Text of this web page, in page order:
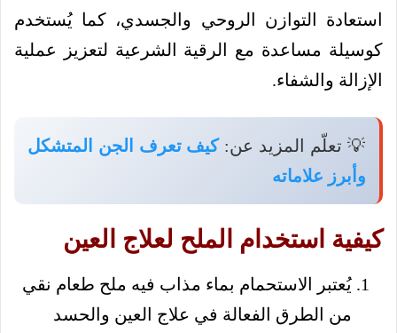
استعادة التوازن الروحي والجسدي، كما يُستخدم
كوسيلة مساعدة مع الرقية الشرعية لتعزيز عملية
الإزالة والشفاء.
💡 تعلّم المزيد عن:كيف تعرف الجن المتشكل
وأبرز علاماته
كيفية استخدام الملح لعلاج العين
يُعتبر الاستحمام بماء مذاب فيه ملح طعام نقي
من الطرق الفعالة في علاج العين والحسد